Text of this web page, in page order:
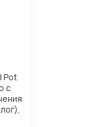
Pot
с